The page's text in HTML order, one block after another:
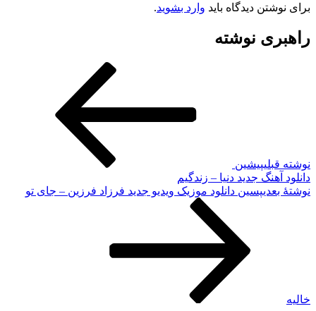
برای نوشتن دیدگاه باید وارد بشوید.
راهبری نوشته
نوشته قبلیپیشین
دانلود آهنگ جدید دنیا – زندگیم
نوشته‌ٔ بعدیپسین دانلود موزیک ویدیو جدید فرزاد فرزین – جای تو
خالیه